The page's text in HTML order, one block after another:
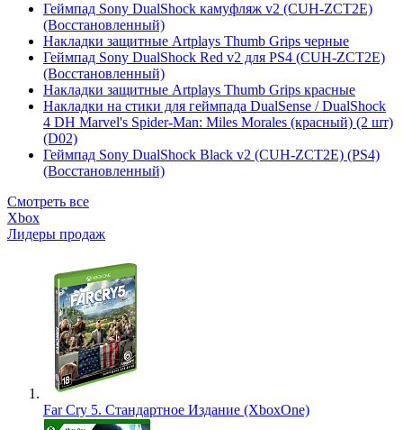
Геймпад Sony DualShock камуфляж v2 (CUH-ZCT2E)
(Восстановленный)
Накладки защитные Artplays Thumb Grips черные
Геймпад Sony DualShock Red v2 для PS4 (CUH-ZCT2E)
(Восстановленный)
Накладки защитные Artplays Thumb Grips красные
Накладки на стики для геймпада DualSense / DualShock
4 DH Marvel's Spider-Man: Miles Morales (красный) (2 шт)
(D02)
Геймпад Sony DualShock Black v2 (CUH-ZCT2E) (PS4)
(Восстановленный)
Смотреть все
Xbox
Лидеры продаж
Far Cry 5. Стандартное Издание (XboxOne)